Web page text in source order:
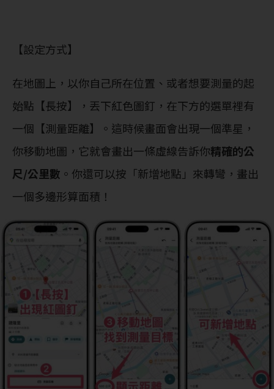
【設定方式】
在地圖上，以你自己所在位置、或者想要測量的起
始點【長按】，丟下紅色圖釘，在下方的選單裡有
一個【測量距離】。這時候畫面會出現一個準星，
你移動地圖，它就會畫出一條虛線告訴你精確的公
尺/公里數 。你還可以按「新增地點」來轉彎，畫出
一個多邊形算面積！